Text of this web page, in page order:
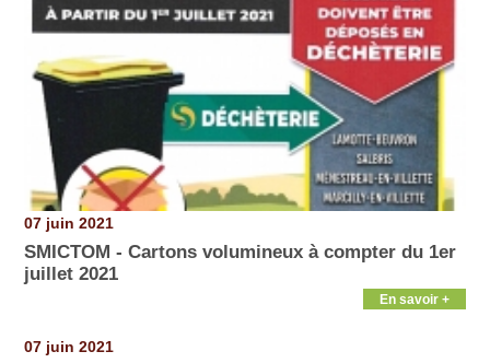
07 juin 2021
SMICTOM - Cartons volumineux à compter du 1er
juillet 2021
En savoir +
07 juin 2021